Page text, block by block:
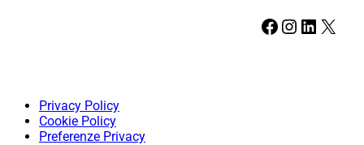
Facebook Instagram LinkedIn X
Privacy Policy
Cookie Policy
Preferenze Privacy